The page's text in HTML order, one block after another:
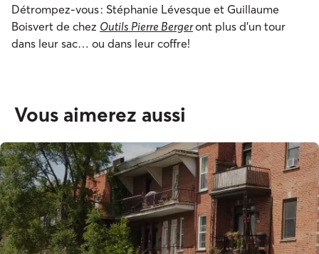
Détrompez-vous : Stéphanie Lévesque et Guillaume
Boisvert de chez Outils Pierre Bergeront plus d’un tour
dans leur sac… ou dans leur coffre!
Vous aimerez aussi